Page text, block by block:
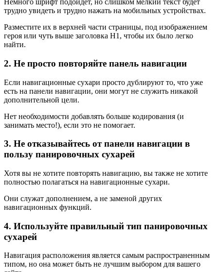
Немного шрифт подойдет, но слишком мелкий текст будет
трудно увидеть и трудно нажать на мобильных устройствах.
Разместите их в верхней части страницы, под изображением
героя или чуть выше заголовка H1, чтобы их было легко
найти.
2. Не просто повторяйте панель навигации
Если навигационные сухари просто дублируют то, что уже
есть на панели навигации, они могут не служить никакой
дополнительной цели.
Нет необходимости добавлять больше кодирования (и
занимать место!), если это не помогает.
3. Не отказывайтесь от панели навигации в
пользу панировочных сухарей
Хотя вы не хотите повторять навигацию, вы также не хотите
полностью полагаться на навигационные сухари.
Они служат дополнением, а не заменой других
навигационных функций.
4. Используйте правильный тип панировочных
сухарей
Навигация расположения является самым распространенным
типом, но она может быть не лучшим выбором для вашего